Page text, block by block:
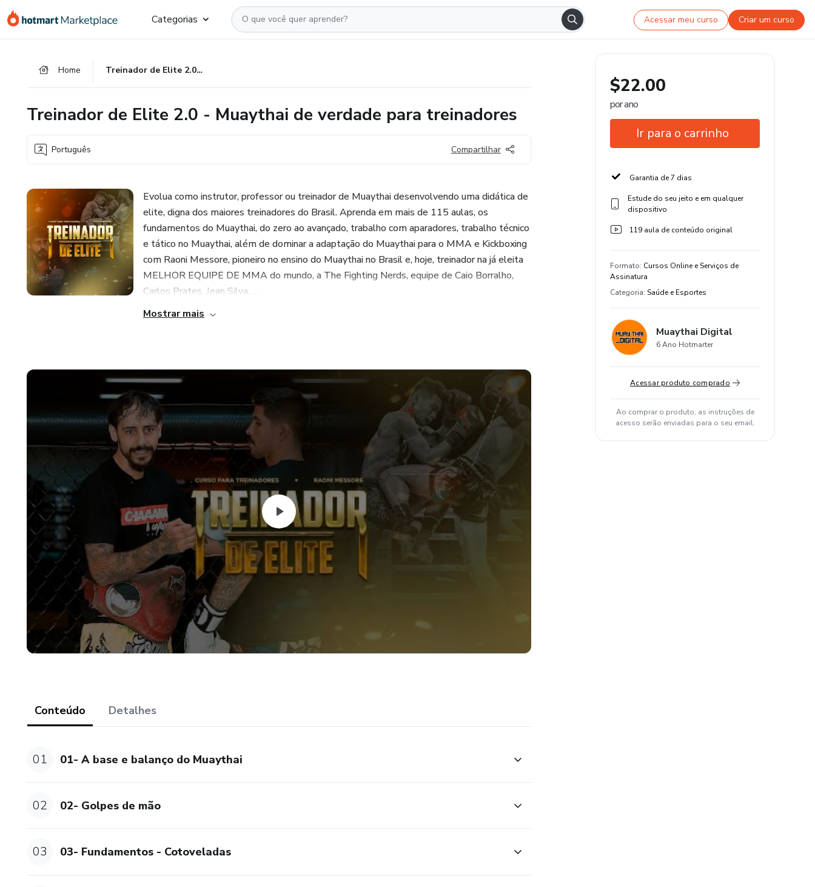
para
para
para
Categorias Acessar meu curso Criar um curso
Home Treinador de Elite 2.0 - Muaythai de verdade para treinadores
Treinador de Elite 2.0 - Muaythai de verdade para treinadores
Português Compartilhar
Evolua como instrutor, professor ou treinador de Muaythai desenvolvendo uma didática de
elite, digna dos maiores treinadores do Brasil. Aprenda em mais de 115 aulas, os
fundamentos do Muaythai, do zero ao avançado, trabalho com aparadores, trabalho técnico
e tático no Muaythai, além de dominar a adaptação do Muaythai para o MMA e Kickboxing
com Raoni Messore, pioneiro no ensino do Muaythai no Brasil e, hoje, treinador na já eleita
MELHOR EQUIPE DE MMA do mundo, a The Fighting Nerds, equipe de Caio Borralho,
Carlos Prates, Jean Silva, ...
Mostrar mais
Conteúdo Detalhes
01 01- A base e balanço do Muaythai
02 02- Golpes de mão
03 03- Fundamentos - Cotoveladas
$22.00
por ano
Ir para o carrinho
Garantia de 7 dias
Estude do seu jeito e em qualquer
dispositivo
119 aula de conteúdo original
Formato: Cursos Online e Serviços de
Assinatura
Categoria: Saúde e Esportes
Muaythai Digital
6 Ano Hotmarter
Acessar produto comprado
Ao comprar o produto, as instruções de
acesso serão enviadas para o seu email.